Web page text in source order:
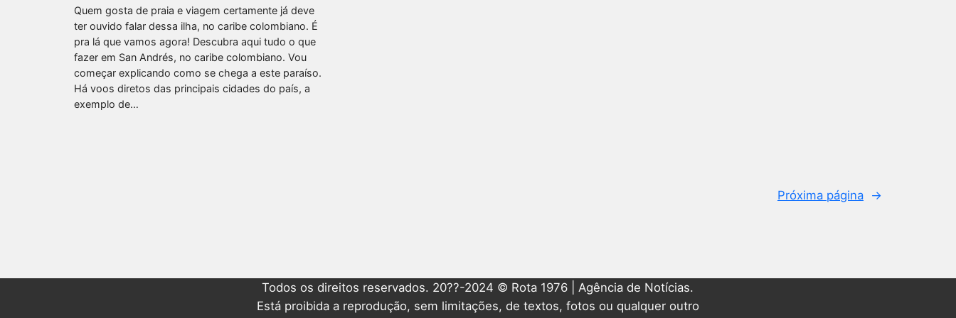
Quem gosta de praia e viagem certamente já deve
ter ouvido falar dessa ilha, no caribe colombiano. É
pra lá que vamos agora! Descubra aqui tudo o que
fazer em San Andrés, no caribe colombiano. Vou
começar explicando como se chega a este paraíso.
Há voos diretos das principais cidades do país, a
exemplo de…
Próxima página →
Todos os direitos reservados. 20??-2024 © Rota 1976 | Agência de Notícias.
Está proibida a reprodução, sem limitações, de textos, fotos ou qualquer outro